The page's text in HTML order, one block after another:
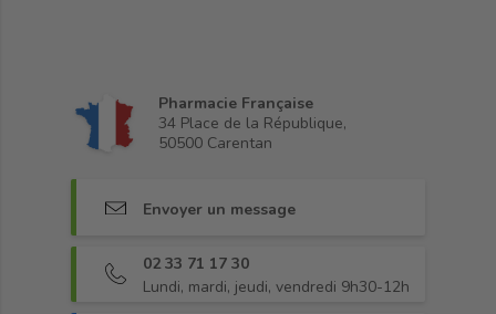
Pharmacie Française
34 Place de la République,
50500 Carentan
Envoyer un message
02 33 71 17 30
Lundi, mardi, jeudi, vendredi 9h30-12h